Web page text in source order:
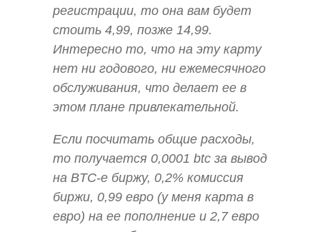
регистрации, то она вам будет
стоить 4,99, позже 14,99.
Интересно то, что на эту карту
нет ни годового, ни ежемесячного
обслуживания, что делает ее в
этом плане привлекательной.
Если посчитать общие расходы,
то получается 0,0001 btc за вывод
на BTC-e биржу, 0,2% комиссия
биржи, 0,99 евро (у меня карта в
евро) на ее пополнение и 2,7 евро